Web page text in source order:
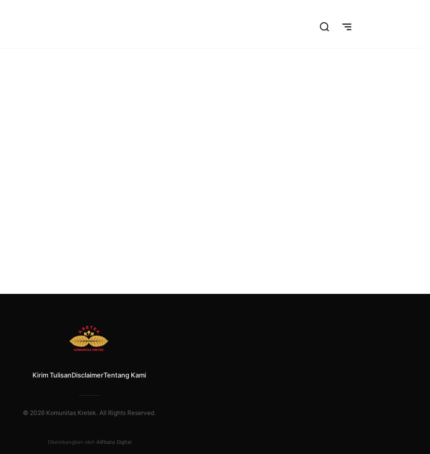
Kirim TulisanDisclaimerTentang Kami
© 2026 Komunitas Kretek. All Rights Reserved.
Dikembangkan oleh Alifbata Digital